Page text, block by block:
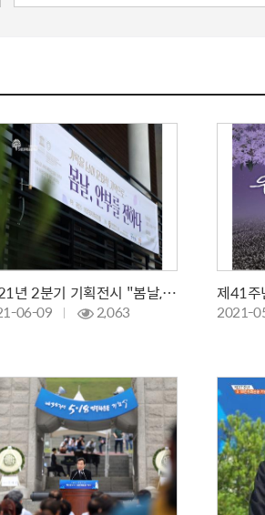
2021년 2분기 기획전시 "봄날, 안부를 전하다"
06-09 2,063 2021-